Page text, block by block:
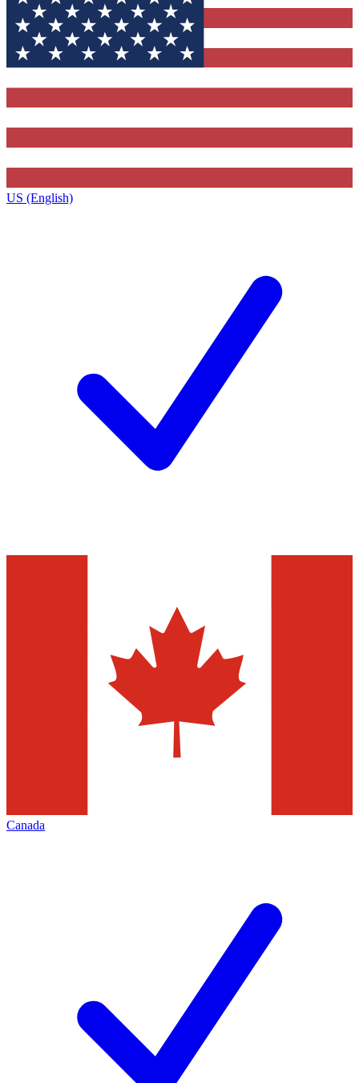
US (English)
Canada